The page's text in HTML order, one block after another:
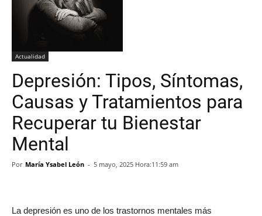
Actualidad
Depresión: Tipos, Síntomas,
Causas y Tratamientos para
Recuperar tu Bienestar
Mental
Por María Ysabel León - 5 mayo, 2025 Hora:11:59 am
La depresión es uno de los trastornos mentales más